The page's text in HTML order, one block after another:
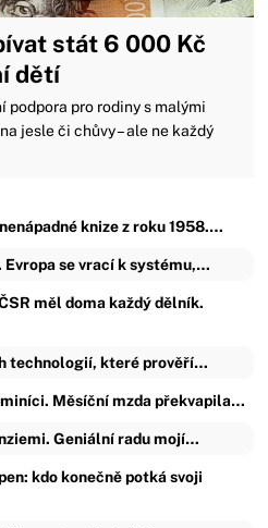
stát 6 000 Kč
dětí
pro rodiny s malými
jesle či chůvy – ale ne každý
knize z roku 1958.…
se vrací k systému,…
měl doma každý dělník.
technologií, které prověří…
Měsíční mzda překvapila…
Geniální radu mojí…
kdo konečně potká svoji